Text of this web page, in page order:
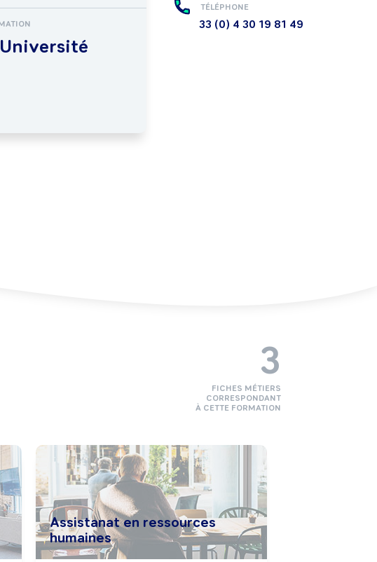
TÉLÉPHONE
33 (0) 4 30 19 81 49
Assistanat en ressources
humaines
3
FICHES MÉTIERS
CORRESPONDANT
À CETTE FORMATION